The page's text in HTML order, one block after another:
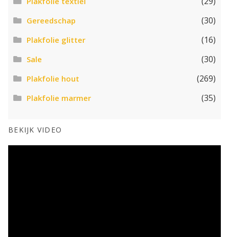
Gereedschap (30)
Plakfolie glitter (16)
Sale (30)
Plakfolie hout (269)
Plakfolie marmer (35)
BEKIJK VIDEO